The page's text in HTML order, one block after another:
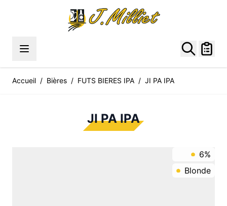
Accueil / Bières / FUTS BIERES IPA / JI PA IPA
JI PA IPA
6%
Blonde